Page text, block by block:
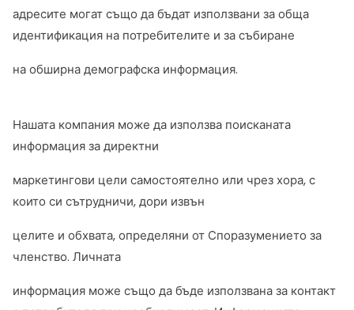
адресите могат също да бъдат използвани за обща
идентификация на потребителите и за събиране
на обширна демографска информация.
Нашата компания може да използва поисканата
информация за директни
маркетингови цели самостоятелно или чрез хора, с
които си сътрудничи, дори извън
целите и обхвата, определяни от Споразумението за
членство. Личната
информация може също да бъде използвана за контакт